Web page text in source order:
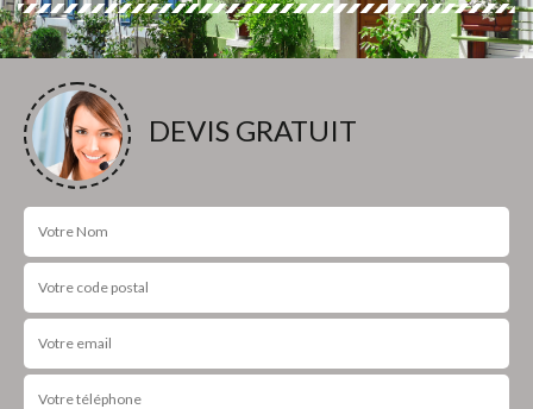
DEVIS GRATUIT